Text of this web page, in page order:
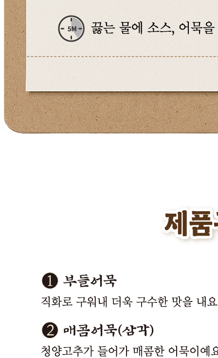
미성년자가 체결한 계약은 법정대리인이 동의하지 않은 경우
본인 또는 법정대리인이 취소할 수 있습니다. 식봄에 등록된
판매상품과 상품의 내용은 판매자가 등록한 것으로 (주)마켓
보로는 그 등록내용에 대하여 일체의 책임을 지지 않습니다.
상세 정보
상품 문의 문의글 작성
내 문의만 보기
비밀글 제외